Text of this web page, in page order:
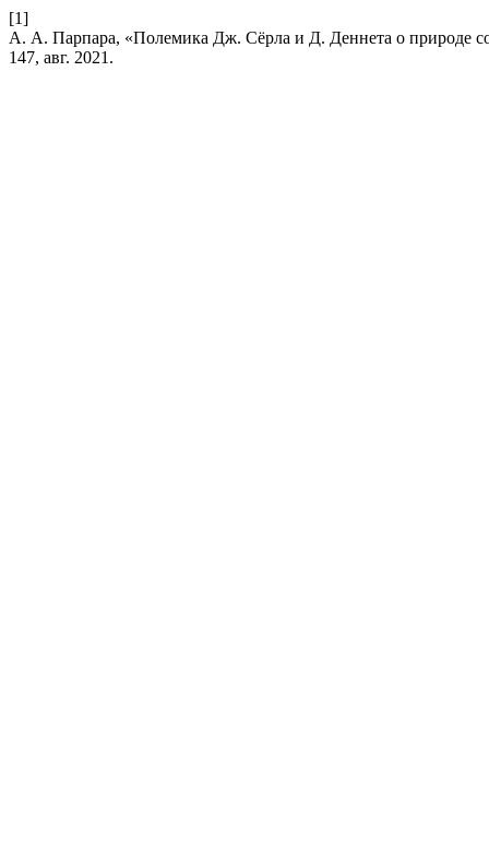
[1]
А. А. Парпара, «Полемика Дж. Сёрла и Д. Деннета о природе
147, авг. 2021.